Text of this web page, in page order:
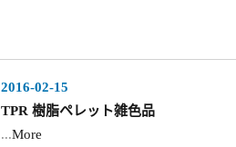
2016-02-15
TPR 樹脂ペレット雑色品
...More